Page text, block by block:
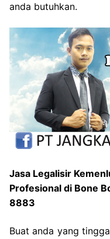
anda butuhkan.
Jasa Legalisir
Profesional di Bone
8883
Buat anda yang